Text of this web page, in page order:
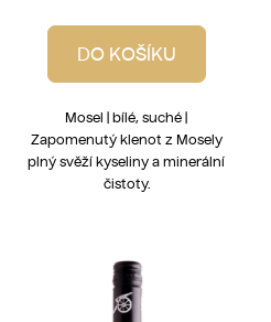
DO KOŠÍKU
Mosel | bílé, suché |
Zapomenutý klenot z Mosely
plný svěží kyseliny a minerální
čistoty.